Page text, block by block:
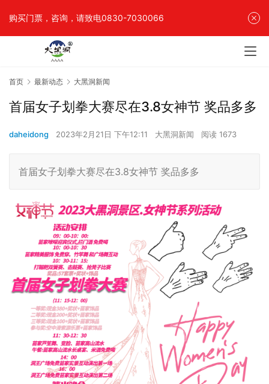
首页 最新动态 大黑洞新闻
首届女子划拳大赛尽在3.8女神节 奖品多多
daheidong 2023年2月21日 下午12:11 大黑洞新闻 阅读 1673
首届女子划拳大赛尽在3.8女神节 奖品多多
购买门票，咨询，请致电0830-7030066